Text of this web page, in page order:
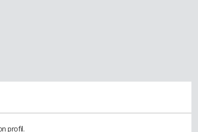
profil.